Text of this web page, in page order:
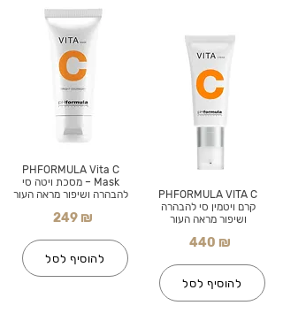
PHFORMULA Vita C
Mask – מסכת ויטה סי
להבהרה ושיפור מראה העור
249 ₪
להוסיף לסל
PHFORMULA VITA C
קרם ויטמין סי להבהרה
ושיפור מראה העור
440 ₪
להוסיף לסל